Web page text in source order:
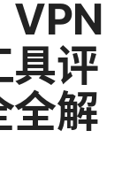
VPN
具评
全解